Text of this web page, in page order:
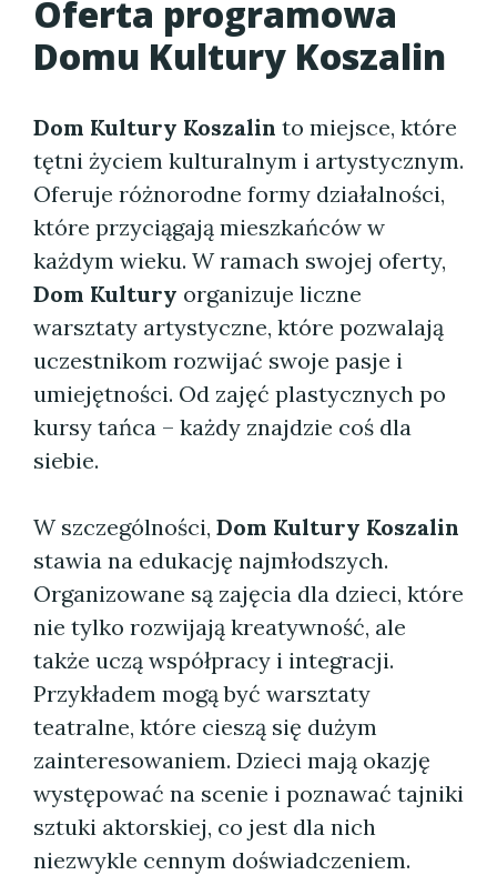
Oferta programowa
Domu Kultury Koszalin
Dom Kultury Koszalin to miejsce, które
tętni życiem kulturalnym i artystycznym.
Oferuje różnorodne formy działalności,
które przyciągają mieszkańców w
każdym wieku. W ramach swojej oferty,
Dom Kultury organizuje liczne
warsztaty artystyczne, które pozwalają
uczestnikom rozwijać swoje pasje i
umiejętności. Od zajęć plastycznych po
kursy tańca – każdy znajdzie coś dla
siebie.
W szczególności, Dom Kultury Koszalin
stawia na edukację najmłodszych.
Organizowane są zajęcia dla dzieci, które
nie tylko rozwijają kreatywność, ale
także uczą współpracy i integracji.
Przykładem mogą być warsztaty
teatralne, które cieszą się dużym
zainteresowaniem. Dzieci mają okazję
występować na scenie i poznawać tajniki
sztuki aktorskiej, co jest dla nich
niezwykle cennym doświadczeniem.